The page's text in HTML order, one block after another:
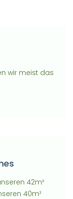
wir meist das
42m²
40m²